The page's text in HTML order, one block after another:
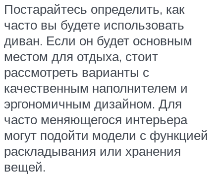
Постарайтесь определить, как
часто вы будете использовать
диван. Если он будет основным
местом для отдыха, стоит
рассмотреть варианты с
качественным наполнителем и
эргономичным дизайном. Для
часто меняющегося интерьера
могут подойти модели с функцией
раскладывания или хранения
вещей.